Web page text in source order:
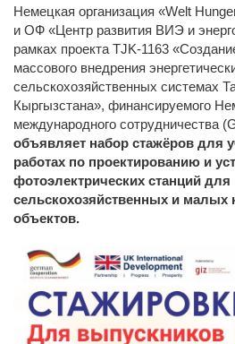
Немецкая организация «Welt
и ОФ «Центр развития ВИЭ и
рамках проекта TJK-1163
массового внедрения
сельскохозяйственных системах
Кыргызстана», финансируемого
международного сотрудничества
объявляет набор стажёров для
работах по проектированию и
фотоэлектрических станций для
сельскохозяйственных и малых
объектов.